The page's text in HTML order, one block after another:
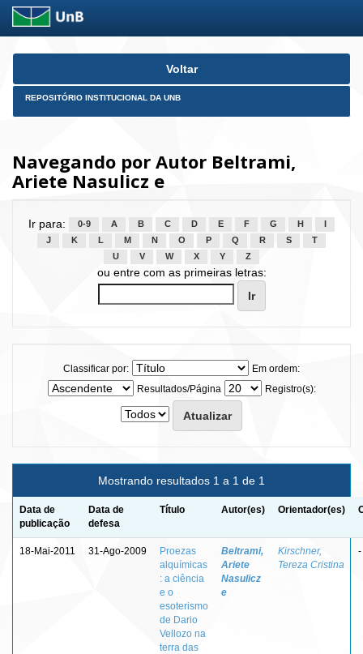
Skip
Voltar
REPOSITÓRIO INSTITUCIONAL DA UNB
Navegando por Autor Beltrami,
Ariete Nasulicz e
Ir para: 0-9 A B C D E F G H
J
K L M N O P Q R S
T
U
V W X Y Z
ou entre com as primeiras letras:
Classificar por:
Em ordem:
Resultados/Página
Registro(s):
Mostrando resultados 1 a 1 de 1
Data de
publicação
Data de
defesa
Título Autor(es) Orientador(es)
18-Mai-2011 31-Ago-2009
Proezas
alquímicas
: a ciência
e o
esoterismo
de Dario
Vellozo na
terra das
Beltrami,
Ariete
Nasulicz
e
Kirschner,
Tereza Cristina
-